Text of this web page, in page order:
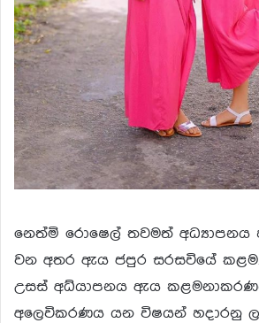
නෙත්මි රොෂෙල් තවමත් අධ්‍යාපනය
වන අතර ඇය ජපුර සරසවියේ
උසස් අධ්යාපනය ඇය
අලෙවිකරණය යන විෂයන් හදාරනු